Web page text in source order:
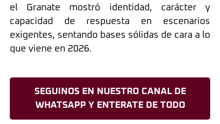
el Granate mostró identidad, carácter y
capacidad de respuesta en escenarios
exigentes, sentando bases sólidas de cara a lo
que viene en 2026.
SEGUINOS EN NUESTRO CANAL DE
WHATSAPP Y ENTERATE DE TODO